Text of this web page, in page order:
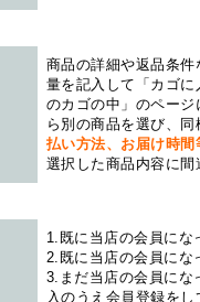
商品の詳細や返品条
量を記入して「カゴ
のカゴの中」のペー
ら別の商品を選び、
払い方法、お届け時
選択した商品内容に
1.既に当店の会員にな
2.既に当店の会員にな
3.まだ当店の会員にな
入のうえ会員登録を